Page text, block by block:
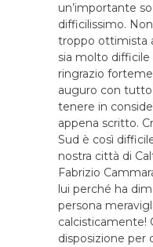
un’importante
difficilissimo.
troppo ottimista
sia molto difficile
ringrazio
auguro con
tenere in
appena scritto.
Sud è così
nostra città di
Fabrizio
lui perché ha
persona
calcisticamente!
disposizione per